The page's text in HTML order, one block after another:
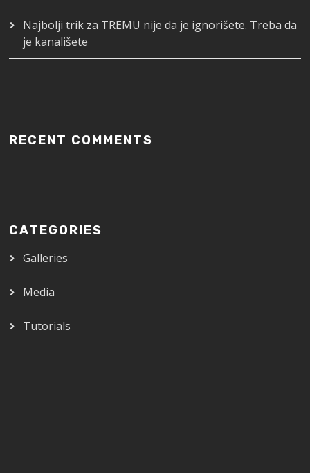
Najbolji trik za TREMU nije da je ignorišete. Treba da
je kanališete
RECENT COMMENTS
CATEGORIES
Galleries
Media
Tutorials